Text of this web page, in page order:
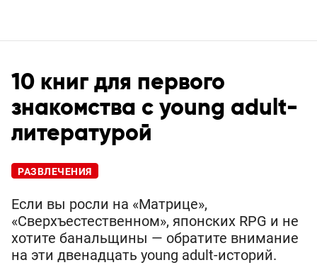
10 книг для первого
знакомства с young adult-
литературой
РАЗВЛЕЧЕНИЯ
Если вы росли на «Матрице»,
«Сверхъестественном», японских RPG и не
хотите банальщины — обратите внимание
на эти двенадцать young adult-историй.